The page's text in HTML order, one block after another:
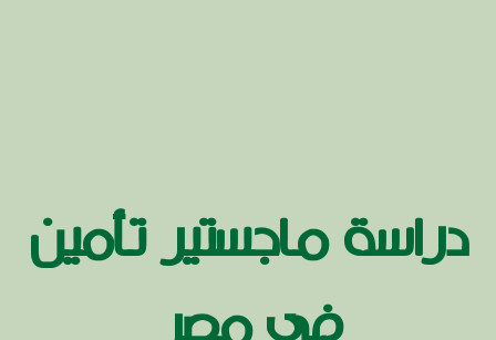
دراسة ماجستير تأمين
في مصر